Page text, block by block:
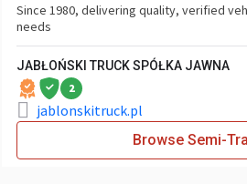
Since 1980, delivering quality, verified
needs
JABŁOŃSKI TRUCK SPÓŁKA JAWNA
2
jablonskitruck.pl
Browse Semi-